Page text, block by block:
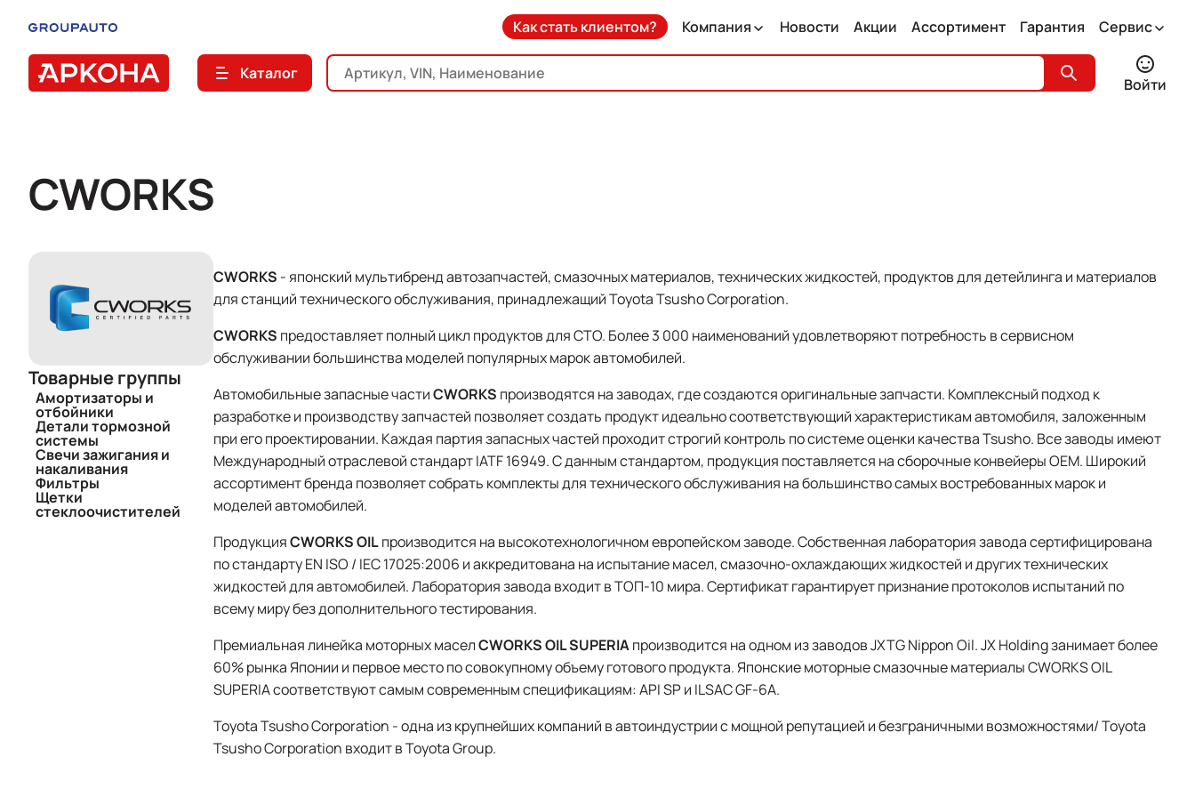
Как стать клиентом? Компания Новости Акции Ассортимент Гарантия Сервис
Каталог
Войти
CWORKS
Товарные группы
Амортизаторы и
отбойники
Детали тормозной
системы
Свечи зажигания и
накаливания
Фильтры
Щетки
стеклоочистителей
СWORKS - японский мультибренд автозапчастей, смазочных материалов, технических жидкостей, продуктов для детейлинга и материалов
для станций технического обслуживания, принадлежащий Toyota Tsusho Corporation.
СWORKS предоставляет полный цикл продуктов для СТО. Более 3 000 наименований удовлетворяют потребность в сервисном
обслуживании большинства моделей популярных марок автомобилей.
Автомобильные запасные частиСWORKS производятся на заводах, где создаются оригинальные запчасти. Комплексный подход к
разработке и производству запчастей позволяет создать продукт идеально соответствующий характеристикам автомобиля, заложенным
при его проектировании. Каждая партия запасных частей проходит строгий контроль по системе оценки качества Tsusho. Все заводы имеют
Международный отраслевой стандарт IATF 16949. С данным стандартом, продукция поставляется на сборочные конвейеры OEM. Широкий
ассортимент бренда позволяет собрать комплекты для технического обслуживания на большинство самых востребованных марок и
моделей автомобилей.
ПродукцияCWORKS OILпроизводится на высокотехнологичном европейском заводе. Собственная лаборатория завода сертифицирована
по стандарту EN ISO / IEC 17025:2006 и аккредитована на испытание масел, смазочно-охлаждающих жидкостей и других технических
жидкостей для автомобилей. Лаборатория завода входит в ТОП-10 мира. Сертификат гарантирует признание протоколов испытаний по
всему миру без дополнительного тестирования.
Премиальная линейка моторных маселCWORKS OIL SUPERIAпроизводится на одном из заводов JXTG Nippon Oil. JX Holding занимает более
60% рынка Японии и первое место по совокупному объему готового продукта. Японские моторные смазочные материалы CWORKS OIL
SUPERIA соответствуют самым современным спецификациям: API SP и ILSAC GF-6A.
Toyota Tsusho Corporation - одна из крупнейших компаний в автоиндустрии с мощной репутацией и безграничными возможностями/ Toyota
Tsusho Corporation входит в Toyota Group.